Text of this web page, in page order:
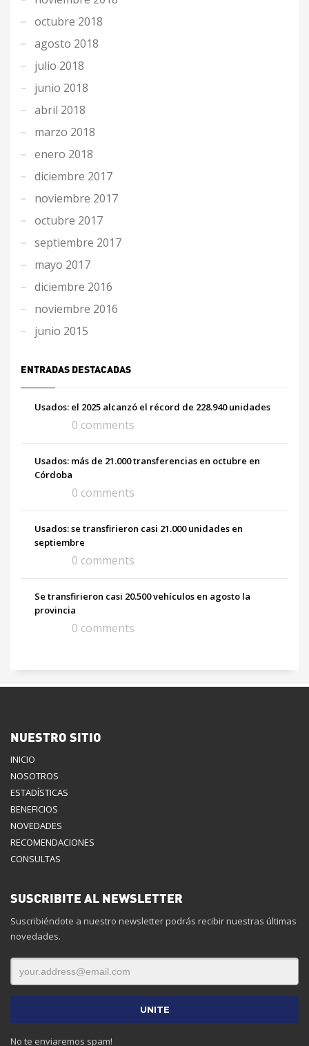
octubre 2018
agosto 2018
julio 2018
junio 2018
abril 2018
marzo 2018
enero 2018
diciembre 2017
noviembre 2017
octubre 2017
septiembre 2017
mayo 2017
diciembre 2016
noviembre 2016
junio 2015
ENTRADAS DESTACADAS
Usados: el 2025 alcanzó el récord de 228.940 unidades
0 comments
Usados: más de 21.000 transferencias en octubre en
Córdoba
0 comments
Usados: se transfirieron casi 21.000 unidades en
septiembre
0 comments
Se transfirieron casi 20.500 vehículos en agosto la
provincia
0 comments
NUESTRO SITIO
INICIO
NOSOTROS
ESTADÍSTICAS
BENEFICIOS
NOVEDADES
RECOMENDACIONES
CONSULTAS
SUSCRIBITE AL NEWSLETTER
Suscribiéndote a nuestro newsletter podrás recibir nuestras últimas
novedades.
No te enviaremos spam!